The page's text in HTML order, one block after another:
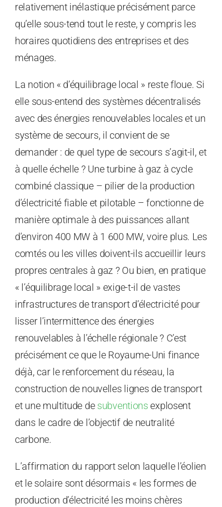
relativement inélastique précisément parce
qu’elle sous-tend tout le reste, y compris les
horaires quotidiens des entreprises et des
ménages.
La notion « d’équilibrage local » reste floue. Si
elle sous-entend des systèmes décentralisés
avec des énergies renouvelables locales et un
système de secours, il convient de se
demander : de quel type de secours s’agit-il, et
à quelle échelle ? Une turbine à gaz à cycle
combiné classique – pilier de la production
d’électricité fiable et pilotable – fonctionne de
manière optimale à des puissances allant
d’environ 400 MW à 1 600 MW, voire plus. Les
comtés ou les villes doivent-ils accueillir leurs
propres centrales à gaz ? Ou bien, en pratique
« l’équilibrage local » exige-t-il de vastes
infrastructures de transport d’électricité pour
lisser l’intermittence des énergies
renouvelables à l’échelle régionale ? C’est
précisément ce que le Royaume-Uni finance
déjà, car le renforcement du réseau, la
construction de nouvelles lignes de transport
et une multitude de subventions explosent
dans le cadre de l’objectif de neutralité
carbone.
L’affirmation du rapport selon laquelle l’éolien
et le solaire sont désormais « les formes de
production d’électricité les moins chères